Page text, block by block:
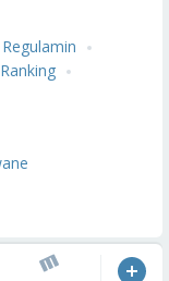
Regulamin
Ranking